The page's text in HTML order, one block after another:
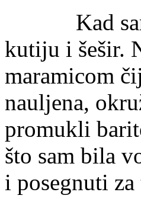
Kad sam
kutiju i šešir.
maramicom
nauljena,
promukli
što sam bila
i posegnuti